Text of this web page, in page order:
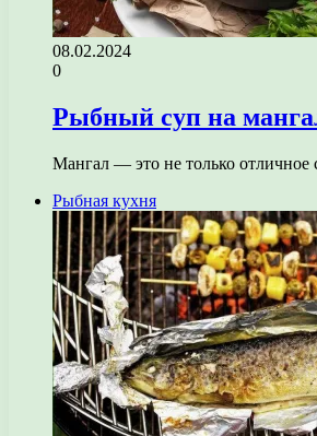
08.02.2024
0
Рыбный суп на
Мангал — это не только отличное
Рыбная кухня